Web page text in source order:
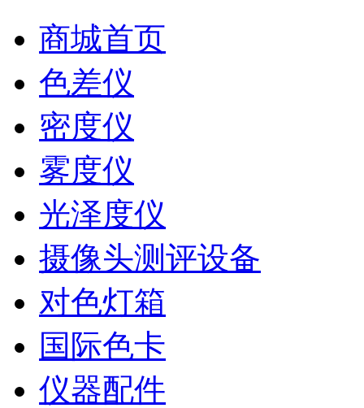
商城首页
色差仪
密度仪
雾度仪
光泽度仪
摄像头测评设备
对色灯箱
国际色卡
仪器配件